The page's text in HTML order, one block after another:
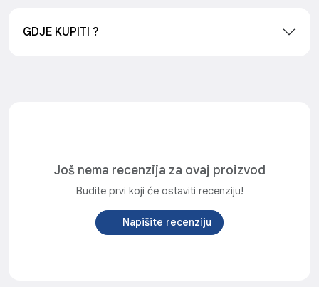
GDJE KUPITI ?
Još nema recenzija za ovaj proizvod
Budite prvi koji će ostaviti recenziju!
Napišite recenziju